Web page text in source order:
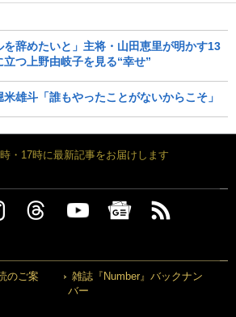
を辞めたいと」主将・山田恵里が明かす13
つ上野由岐子を見る“幸せ”
米雄斗「誰もやったことがないからこそ」
・17時に最新記事をお届けします
のご案
雑誌『Number』バックナン
バー